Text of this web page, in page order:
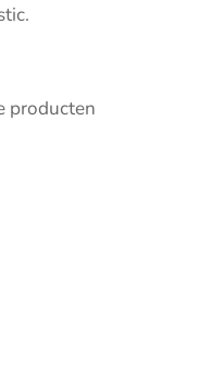
producten